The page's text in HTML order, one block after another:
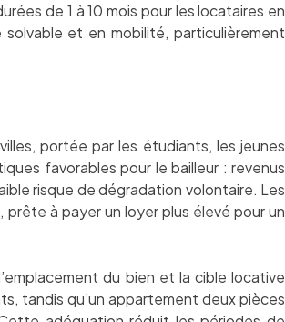
de 1 à 10 mois pour les locataires en
et en mobilité, particulièrement
portée par les étudiants, les jeunes
favorables pour le bailleur : revenus
risque de dégradation volontaire. Les
à payer un loyer plus élevé pour un
du bien et la cible locative
tandis qu’un appartement deux pièces